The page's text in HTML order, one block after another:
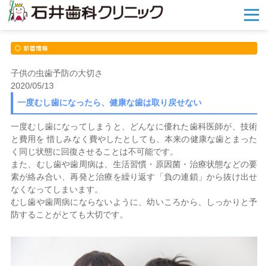
メ
ニ
子供の虫歯予防の大切さ
2020/05/13
一度むし歯になったら、健康な歯は取り戻せない
一度むし歯になってしまうと、どんなに優れた歯科医師が、技術
と費用を 惜しみなく費やしたとしても、本来の健康な歯とまった
く同じ状態に回復させることは不可能です。
また、むし歯や歯周病は、生活習慣・原因菌・治療状態などの要
素が絡み合い、再発と治療を繰り返す「負の連鎖」から抜け出せ
なくなってしまいます。
むし歯や歯周病にならないように、幼いころから、しっかりと予
防することがとても大切です。